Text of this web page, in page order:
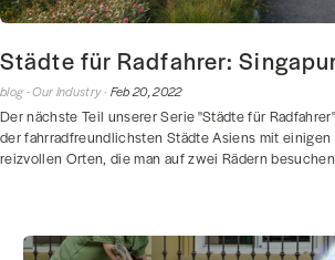
Städte für Radfahrer:
blog -Our Industry · Feb 20, 2022
Der nächste Teil unserer Serie "Städte für
der fahrradfreundlichsten Städte Asiens mit
reizvollen Orten, die man auf zwei Rädern